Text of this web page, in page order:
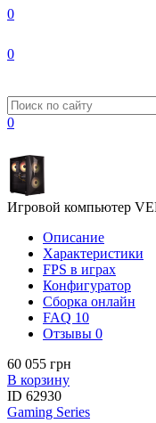
0
0
0
Игровой компьютер
Описание
Характеристики
FPS в играх
Конфигуратор
Сборка онлайн
FAQ 10
Отзывы 0
60 055 грн
В корзину
ID 62930
Gaming Series